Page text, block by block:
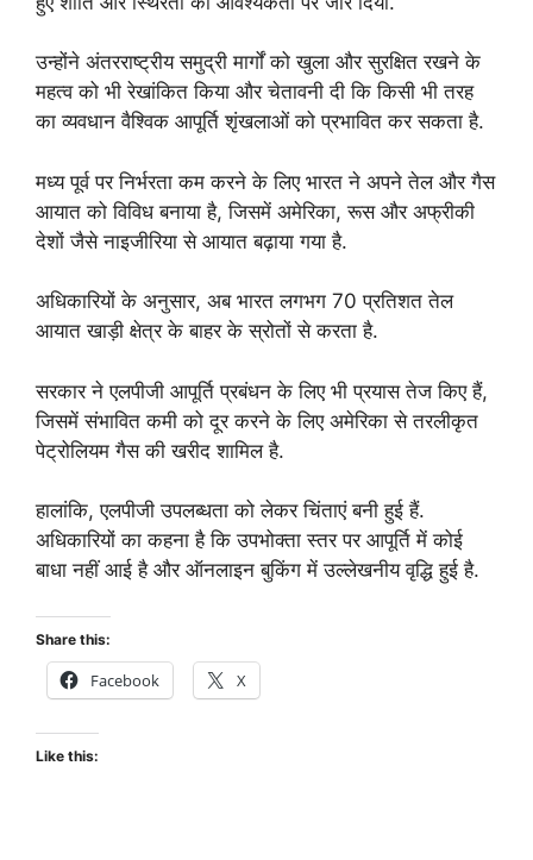
उन्होंने अंतरराष्ट्रीय समुद्री मार्गों को खुला और सुरक्षित रखने के
महत्व को भी रेखांकित किया और चेतावनी दी कि किसी भी तरह
का व्यवधान वैश्विक आपूर्ति शृंखलाओं को प्रभावित कर सकता है.
मध्य पूर्व पर निर्भरता कम करने के लिए भारत ने अपने तेल और गैस
आयात को विविध बनाया है, जिसमें अमेरिका, रूस और अफ्रीकी
देशों जैसे नाइजीरिया से आयात बढ़ाया गया है.
अधिकारियों के अनुसार, अब भारत लगभग 70 प्रतिशत तेल
आयात खाड़ी क्षेत्र के बाहर के स्रोतों से करता है.
सरकार ने एलपीजी आपूर्ति प्रबंधन के लिए भी प्रयास तेज किए हैं,
जिसमें संभावित कमी को दूर करने के लिए अमेरिका से तरलीकृत
पेट्रोलियम गैस की खरीद शामिल है.
हालांकि, एलपीजी उपलब्धता को लेकर चिंताएं बनी हुई हैं.
अधिकारियों का कहना है कि उपभोक्ता स्तर पर आपूर्ति में कोई
बाधा नहीं आई है और ऑनलाइन बुकिंग में उल्लेखनीय वृद्धि हुई है.
Share this:
Facebook X
Like this: